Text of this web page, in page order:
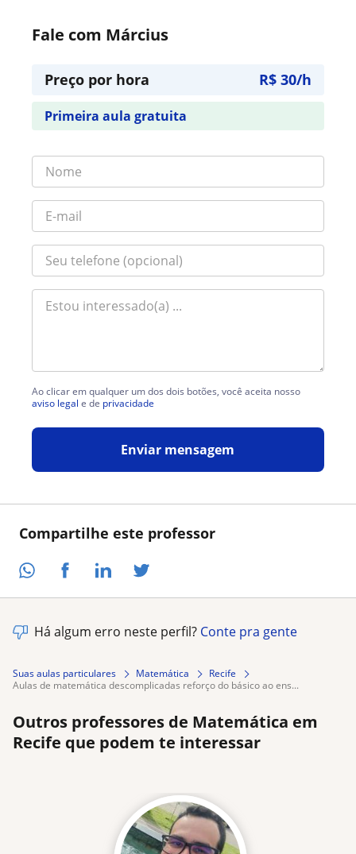
Compartilhe este professor
Fale com Március
Preço por hora R$ 30/h
Primeira aula gratuita
Ao clicar em qualquer um dos dois botões, você aceita nosso
aviso legal e de privacidade
Enviar mensagem
Há algum erro neste perfil? Conte pra gente
Suas aulas particulares Matemática
Recife
aulas de matemática descomplicadas reforço do básico ao ens...
Outros professores de Matemática em
Recife que podem te interessar